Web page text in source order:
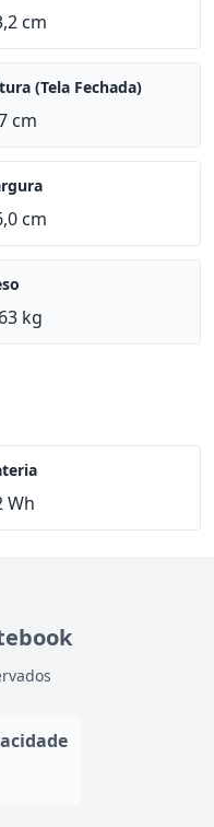
cm
(Tela Fechada)
cm
cm
kg
Wh